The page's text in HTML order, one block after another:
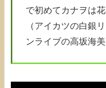
で初めてカナヲは
（アイカツの白銀
ンライブの高坂海